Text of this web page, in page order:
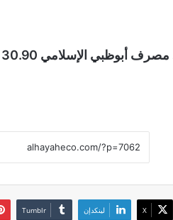
30.90 جنيه للشراء، 30.95 جنيه للبيع
X لينكدإن